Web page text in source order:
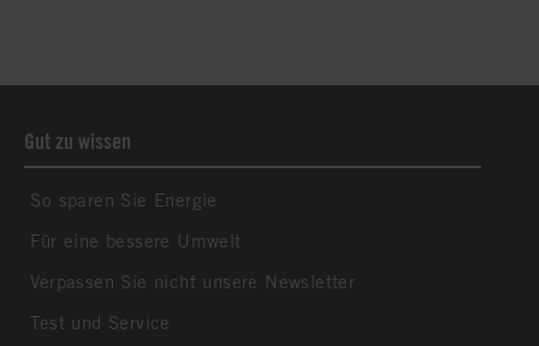
Gut zu wissen
So sparen Sie Energie
Für eine bessere Umwelt
Verpassen Sie nicht unsere Newsletter
Test und Service